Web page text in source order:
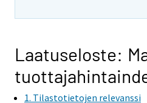
Laatuseloste:
1. Tilastotietojen relevanssi